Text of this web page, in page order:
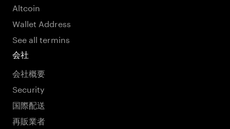
Altcoin
Wallet Address
See all termins
会社
会社概要
Security
国際配送
再販業者